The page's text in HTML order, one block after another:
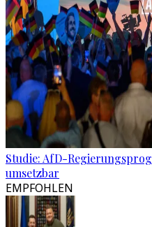
Studie: AfD-
umsetzbar
EMPFOHLEN